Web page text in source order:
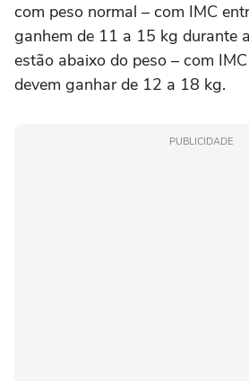
com peso normal – com IMC
ganhem de 11 a 15 kg durante
estão abaixo do peso – com
devem ganhar de 12 a 18 kg.
PUBLICIDADE